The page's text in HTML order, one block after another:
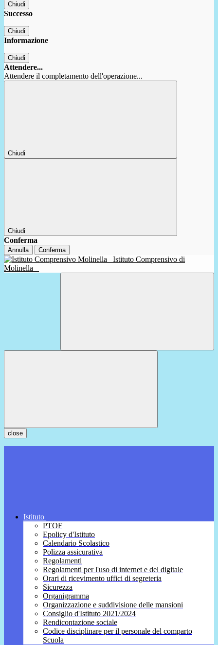
Chiudi
Successo
Chiudi
Informazione
Chiudi
Attendere...
Attendere il completamento dell'operazione...
Chiudi
Chiudi
Conferma
Annulla Conferma
Istituto Comprensivo di
Molinella
close
Istituto
PTOF
Epolicy d'Istituto
Calendario Scolastico
Polizza assicurativa
Regolamenti
Regolamenti per l'uso di internet e del digitale
Orari di ricevimento uffici di segreteria
Sicurezza
Organigramma
Organizzazione e suddivisione delle mansioni
Consiglio d'Istituto 2021/2024
Rendicontazione sociale
Codice disciplinare per il personale del comparto
Scuola